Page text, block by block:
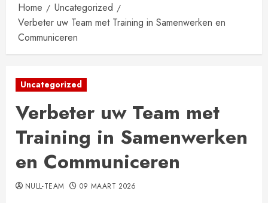
Home
Uncategorized
Verbeter uw Team met Training in Samenwerken en
Communiceren
Uncategorized
Verbeter uw Team met
Training in Samenwerken
en Communiceren
NULL-TEAM 09 MAART 2026